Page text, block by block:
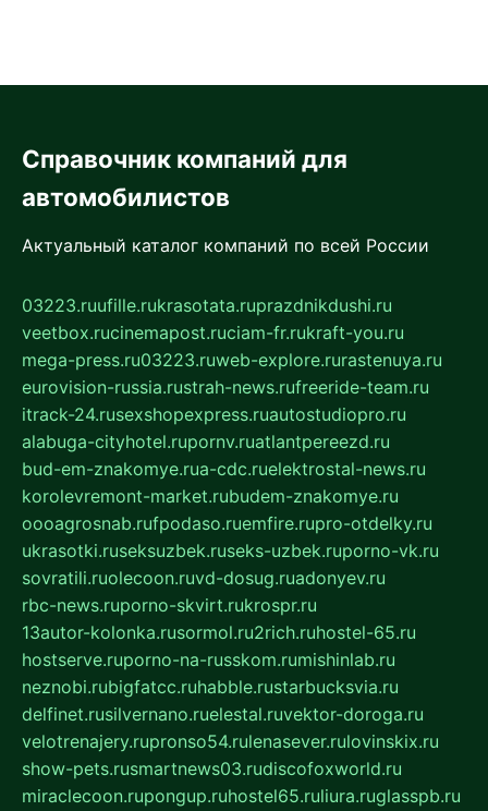
Справочник компаний для
автомобилистов
Актуальный каталог компаний по всей России
03223.ruufille.rukrasotata.ruprazdnikdushi.ru
veetbox.rucinemapost.ruciam-fr.rukraft-you.ru
mega-press.ru03223.ruweb-explore.rurastenuya.ru
eurovision-russia.rustrah-news.rufreeride-team.ru
itrack-24.rusexshopexpress.ruautostudiopro.ru
alabuga-cityhotel.rupornv.ruatlantpereezd.ru
bud-em-znakomye.rua-cdc.ruelektrostal-news.ru
korolevremont-market.rubudem-znakomye.ru
oooagrosnab.rufpodaso.ruemfire.rupro-otdelky.ru
ukrasotki.ruseksuzbek.ruseks-uzbek.ruporno-vk.ru
sovratili.ruolecoon.ruvd-dosug.ruadonyev.ru
rbc-news.ruporno-skvirt.rukrospr.ru
13autor-kolonka.rusormol.ru2rich.ruhostel-65.ru
hostserve.ruporno-na-russkom.rumishinlab.ru
neznobi.rubigfatcc.ruhabble.rustarbucksvia.ru
delfinet.rusilvernano.ruelestal.ruvektor-doroga.ru
velotrenajery.rupronso54.rulenasever.rulovinskix.ru
show-pets.rusmartnews03.rudiscofoxworld.ru
miraclecoon.rupongup.ruhostel65.ruliura.ruglasspb.ru